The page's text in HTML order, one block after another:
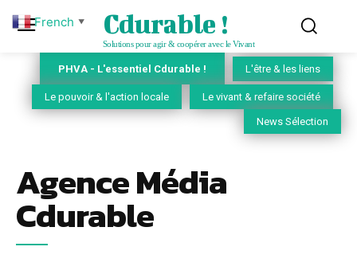
Cdurable !
Solutions pour agir & coopérer avec le Vivant
PHVA - L'essentiel Cdurable ! L'être & les liens
Le pouvoir & l'action locale Le vivant & refaire société
News Sélection
Agence Média
Cdurable
French ▼